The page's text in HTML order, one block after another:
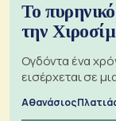
Το
την
Ογδόντα ένα
εισέρχεται σε
Αθανάσιος